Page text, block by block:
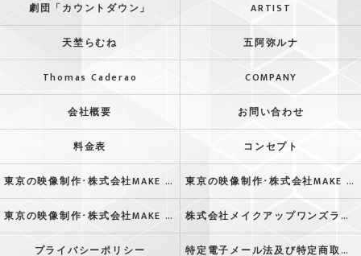
劇団「カウントダウン」 ARTIST
天埜らむね 五阿弥ルナ
Thomas Caderao COMPANY
会社概要 お問い合わせ
料金表 コンセプト
東京の映像制作･株式会社MAKE UP ONE’S LIFEの口コミ情報 東京の映像制作･株式会社MAKE UP ONE’S LIFEの評判
東京の映像制作･株式会社MAKE UP ONE’S LIFEのお客様の声 株式会社メイクアップワンズライフ
プライバシーポリシー 特定電子メール法及び特定商取引法に基づく表記